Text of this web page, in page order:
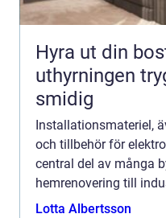
Hyra ut din bostad så
uthyrningen
smidig
Installationsmateriel,
och tillbehör för
central del av många
hemrenovering till
installat...
Lotta Albertsson